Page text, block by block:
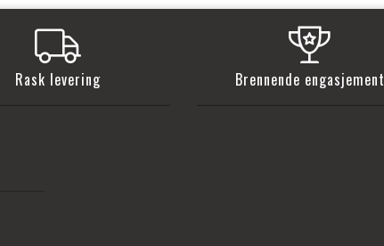
Rask levering Brennende engasjement